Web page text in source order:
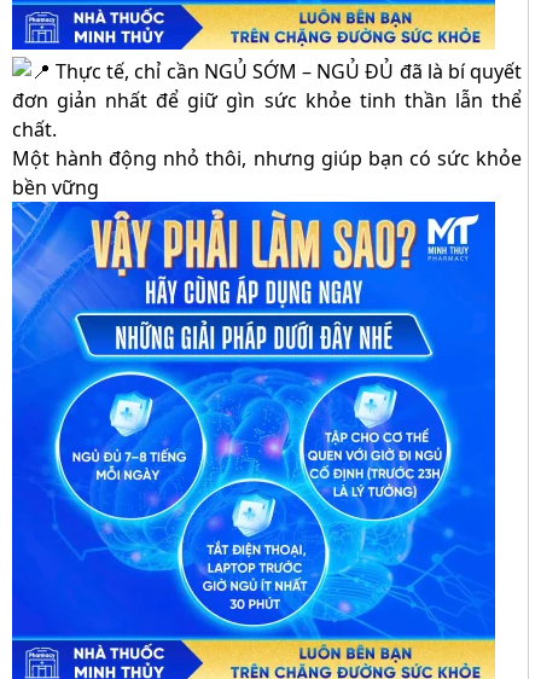
Thực tế, chỉ cần NGỦ SỚM – NGỦ ĐỦ đã là bí quyết
đơn giản nhất để giữ gìn sức khỏe tinh thần lẫn thể
chất.
Một hành động nhỏ thôi, nhưng giúp bạn có sức khỏe
bền vững